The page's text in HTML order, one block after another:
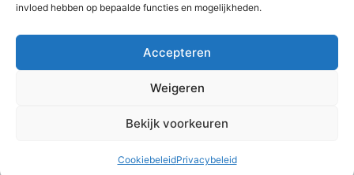
invloed hebben op bepaalde functies en mogelijkheden.
Accepteren
Weigeren
Bekijk voorkeuren
CookiebeleidPrivacybeleid